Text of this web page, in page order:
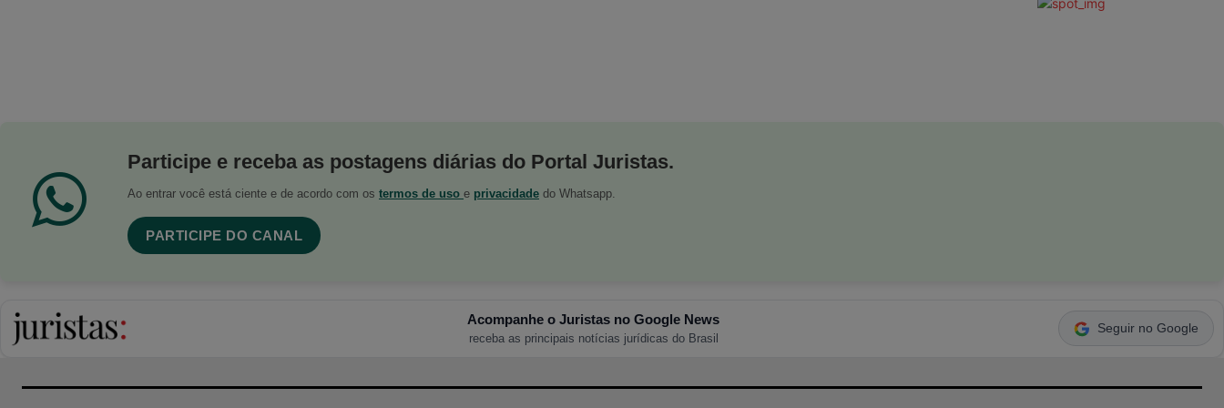
Participe e receba as postagens diárias do Portal Juristas.
Ao entrar você está ciente e de acordo com os termos de uso e privacidade do Whatsapp.
PARTICIPE DO CANAL
Acompanhe o Juristas no Google News
receba as principais notícias jurídicas do Brasil
Seguir no Google